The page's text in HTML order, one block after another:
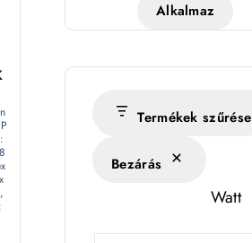
é
s
k
Alkalmaz
Termékek szűrése
Bezárás
Watt